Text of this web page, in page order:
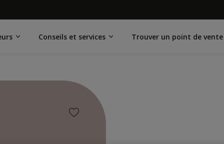
Conseils et services Trouver un point de vente